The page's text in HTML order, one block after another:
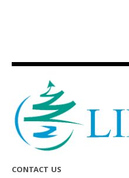
CONTACT US